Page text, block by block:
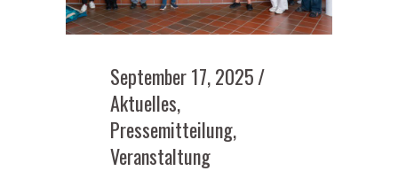
September 17, 2025
Aktuelles,
Pressemitteilung,
Veranstaltung